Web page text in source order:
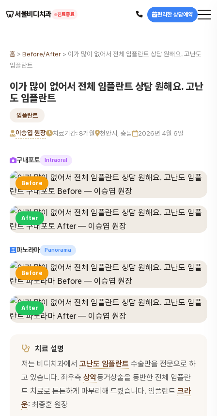
🦷서울비디치과 진료종료 편리한 상담예약
홈 > Before/After > 이가 많이 없어서 전체 임플란트 상담 원해요. 고난도
임플란트
이가 많이 없어서 전체 임플란트 상담 원해요. 고난
도 임플란트
임플란트
이승엽 원장 치료기간: 8개월 천안시, 충남 2026년 4월 6일
구내포토 Intraoral
Before
After
파노라마 Panorama
Before
After
치료 설명
저는 비디치과에서 고난도 임플란트 수술만을 전문으로 하
고 있습니다. 좌우측 상악동거상술을 동반한 전체 임플란
트 치료로 튼튼하게 마무리해 드렸습니다. 임플란트 크라
운: 최종훈 원장